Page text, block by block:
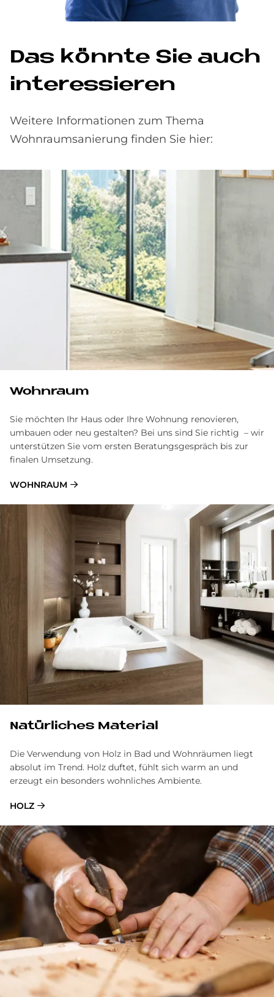
Das könnte Sie auch
interessieren
Weitere Informationen zum Thema
Wohnraumsanierung finden Sie hier:
Wohnraum
Sie möchten Ihr Haus oder Ihre Wohnung renovieren,
umbauen oder neu gestalten? Bei uns sind Sie richtig – wir
unterstützen Sie vom ersten Beratungsgespräch bis zur
finalen Umsetzung.
WOHNRAUM
Na­tür­li­ches Ma­te­rial
Die Verwendung von Holz in Bad und Wohnräumen liegt
absolut im Trend. Holz duftet, fühlt sich warm an und
erzeugt ein besonders wohnliches Ambiente.
HOLZ